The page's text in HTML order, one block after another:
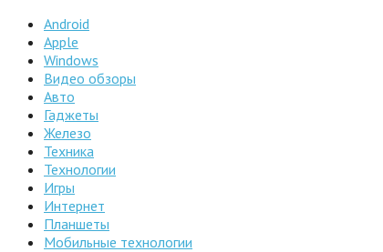
Android
Apple
Windows
Видео обзоры
Авто
Гаджеты
Железо
Техника
Технологии
Игры
Интернет
Планшеты
Мобильные технологии